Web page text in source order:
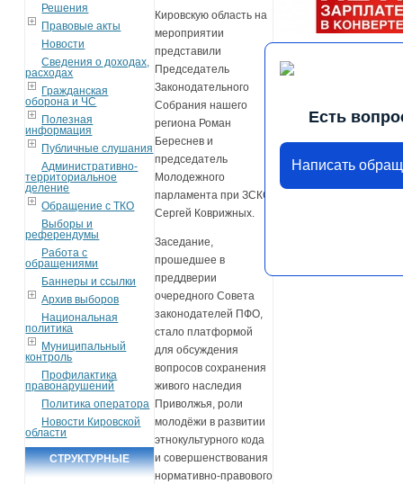
Решения
Правовые акты
Новости
Сведения о доходах,
расходах
Гражданская
оборона и ЧС
Полезная
информация
Публичные слушания
Административно-
территориальное
деление
Обращение с ТКО
Выборы и
референдумы
Работа с
обращениями
Баннеры и ссылки
Архив выборов
Национальная
политика
Муниципальный
контроль
Профилактика
правонарушений
Политика оператора
Новости Кировской
области
СТРУКТУРНЫЕ
Кировскую область на
мероприятии
представили
Председатель
Законодательного
Собрания нашего
региона Роман
Береснев и
председатель
Молодежного
парламента при ЗСКО
Сергей Коврижных.
Заседание,
прошедшее в
преддверии
очередного Совета
законодателей ПФО,
стало платформой
для обсуждения
вопросов сохранения
живого наследия
Приволжья, роли
молодёжи в развитии
этнокультурного кода
и совершенствования
нормативно‑правового
Есть
Написать